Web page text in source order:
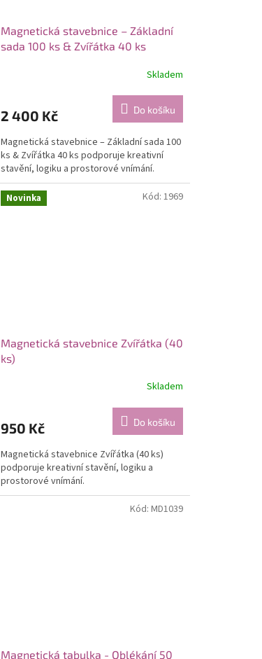
Magnetická stavebnice – Základní
sada 100 ks & Zvířátka 40 ks
Skladem
2 400 Kč Do košíku
Magnetická stavebnice – Základní sada 100
ks & Zvířátka 40 ks podporuje kreativní
stavění, logiku a prostorové vnímání.
Novinka
Magnetická stavebnice Zvířátka (40
ks)
Skladem
950 Kč Do košíku
Magnetická stavebnice Zvířátka (40 ks)
podporuje kreativní stavění, logiku a
prostorové vnímání.
Kód: 1969
Magnetická tabulka - Oblékání 50
Kód: MD1039